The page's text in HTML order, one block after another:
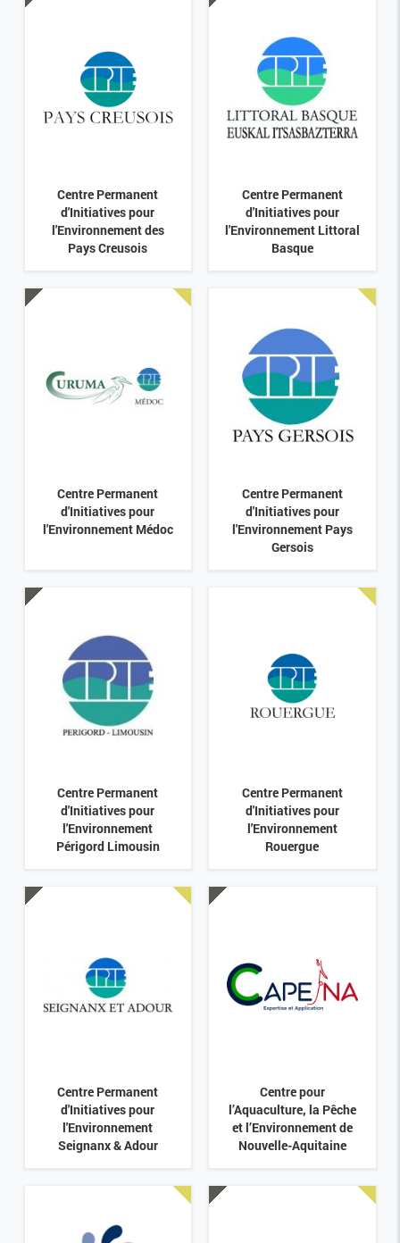
Centre Permanent
d'Initiatives pour
l'Environnement des
Pays Creusois
Centre Permanent
d'Initiatives pour
l'Environnement Littoral
Basque
Centre Permanent
d'Initiatives pour
l'Environnement Médoc
Centre Permanent
d'Initiatives pour
l'Environnement Pays
Gersois
Centre Permanent
d'Initiatives pour
l'Environnement
Périgord Limousin
Centre Permanent
d'Initiatives pour
l'Environnement
Rouergue
Centre Permanent
d'Initiatives pour
l'Environnement
Seignanx & Adour
Centre pour
l’Aquaculture, la Pêche
et l’Environnement de
Nouvelle-Aquitaine